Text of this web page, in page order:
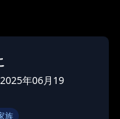
年06月19
族